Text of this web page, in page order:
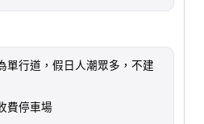
單行道，假日人潮眾多，不建
費停車場